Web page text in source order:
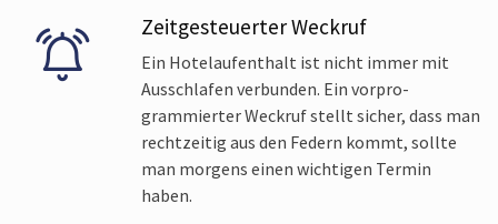
Zeit­gesteuerter Weckruf
Ein Hotel­aufenthalt ist nicht immer mit
Aus­schlafen verbunden. Ein vorpro­
grammierter Weckruf stellt sicher, dass man
rechtzeitig aus den Federn kommt, sollte
man morgens einen wichtigen Termin
haben.